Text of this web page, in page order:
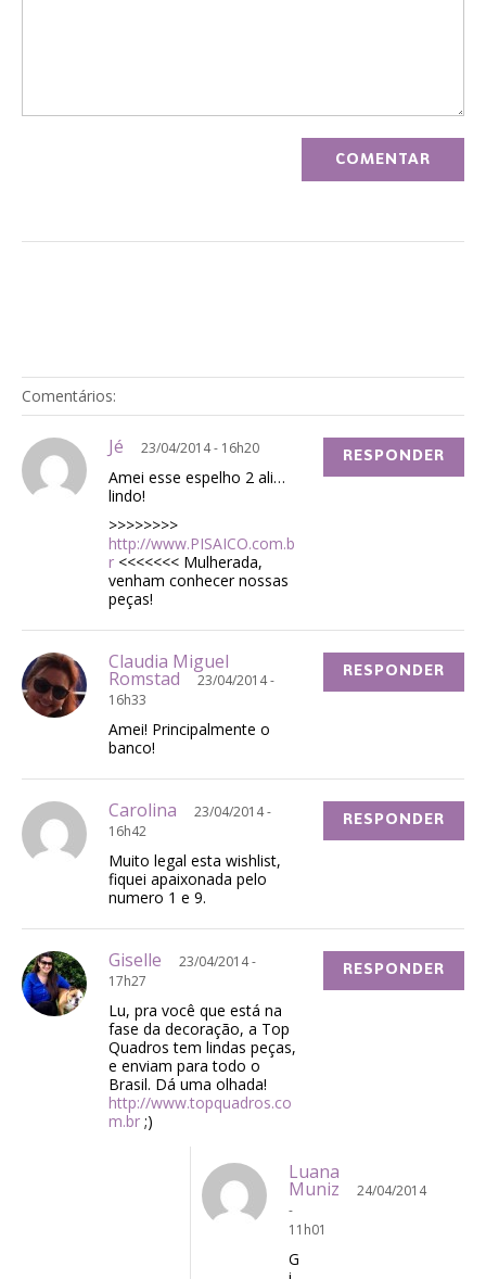
Comentários:
Jé 23/04/2014 - 16h20
Amei esse espelho 2 ali…
lindo!
>>>>>>>>
http://www.PISAICO.com.b
r <<<<<<< Mulherada,
venham conhecer nossas
peças!
RESPONDER
Claudia Miguel
Romstad23/04/2014 -
16h33
Amei! Principalmente o
banco!
RESPONDER
Carolina
23/04/2014 -
16h42
Muito legal esta wishlist,
fiquei apaixonada pelo
numero 1 e 9.
RESPONDER
Giselle
23/04/2014 -
17h27
Lu, pra você que está na
fase da decoração, a Top
Quadros tem lindas peças,
e enviam para todo o
Brasil. Dá uma olhada!
http://www.topquadros.co
m.br ;)
RESPONDER
Luana
Muniz
24/04/2014
-
11h01
G